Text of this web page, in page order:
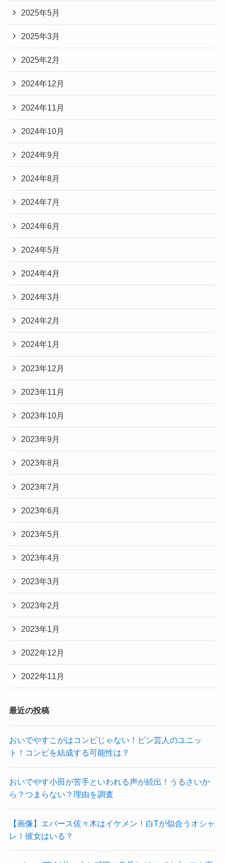
2025年5月
2025年3月
2025年2月
2024年12月
2024年11月
2024年10月
2024年9月
2024年8月
2024年7月
2024年6月
2024年5月
2024年4月
2024年3月
2024年2月
2024年1月
2023年12月
2023年11月
2023年10月
2023年9月
2023年8月
2023年7月
2023年6月
2023年5月
2023年4月
2023年3月
2023年2月
2023年1月
2022年12月
2022年11月
最近の投稿
おいでやすこがはコンビじゃない！ピン芸人のユニッ
ト！コンビを結成する可能性は？
おいでやす小田が苦手といわれる声が続出！うるさいか
ら？つまらない？理由を調査
【画像】エバース佐々木はイケメン！白Tが似合うオシャ
レ！彼女はいる？